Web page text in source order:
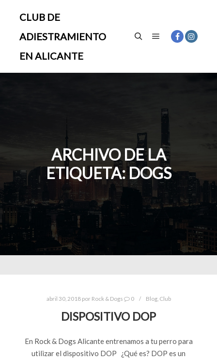
CLUB DE
ADIESTRAMIENTO
EN ALICANTE
ARCHIVO DE LA
ETIQUETA:DOGS
abril 30, 2018por Rock & Dogs 0 Blog, Club
DISPOSITIVO DOP
En Rock & Dogs Alicante entrenamos a tu perro para
utilizar el dispositivo DOP ¿Qué es? DOP es un